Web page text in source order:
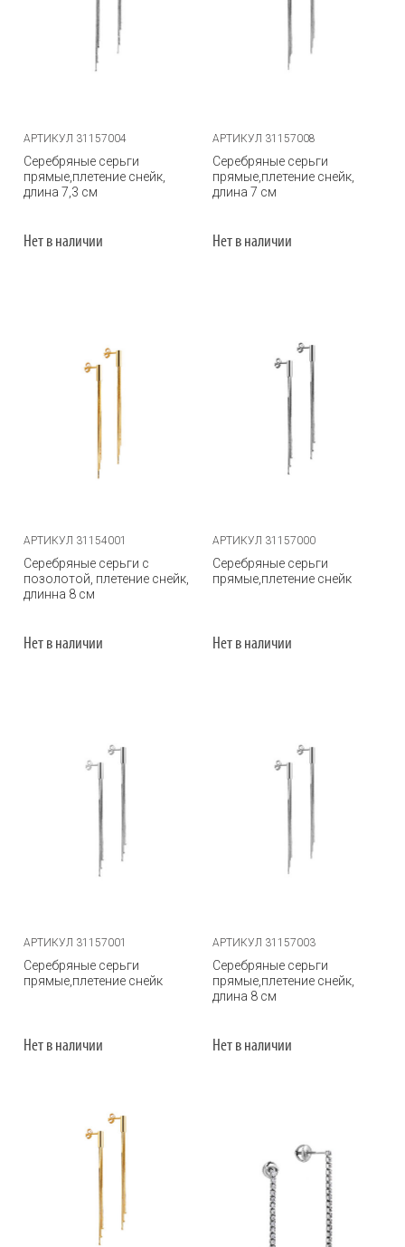
АРТИКУЛ 31157004
Серебряные серьги
прямые,плетение снейк,
длина 7,3 см
Нет в наличии
АРТИКУЛ 31157008
Серебряные серьги
прямые,плетение снейк,
длина 7 см
Нет в наличии
АРТИКУЛ 31154001
Серебряные серьги с
позолотой, плетение снейк,
длинна 8 см
Нет в наличии
АРТИКУЛ 31157000
Серебряные серьги
прямые,плетение снейк
Нет в наличии
АРТИКУЛ 31157001
Серебряные серьги
прямые,плетение снейк
Нет в наличии
АРТИКУЛ 31157003
Серебряные серьги
прямые,плетение снейк,
длина 8 см
Нет в наличии